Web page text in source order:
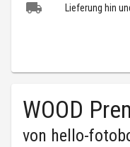
Lieferung hin
WOOD
von hello-